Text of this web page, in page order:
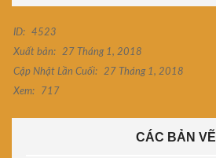
ID:
4523
Xuất bản:
27 Tháng 1, 2018
Cập Nhật Lần Cuối:
27 Tháng 1, 2018
Xem:
717
CÁC BẢN VẼ